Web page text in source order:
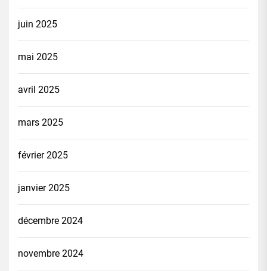
juin 2025
mai 2025
avril 2025
mars 2025
février 2025
janvier 2025
décembre 2024
novembre 2024